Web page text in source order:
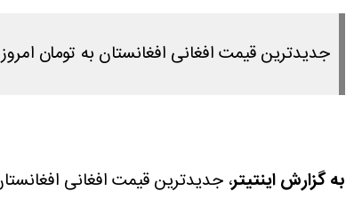
جدیدترین قیمت افغانی افغانستان به تومان امروز پنجشنبه ۲۴ اردیبهشت ۱۴۰۵ را در این
به گزارش اینتیتر، جدیدترین قیمت افغانی افغانستان به تومان امروز پنجشنبه